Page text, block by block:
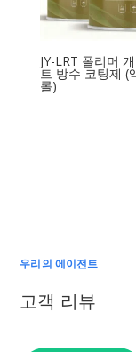
JY-LRT 폴리머
트 방수 코팅제 (
롤)
우리의 에이전트
고객 리뷰